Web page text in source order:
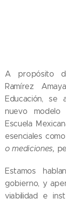
A propósito
Ramírez
Educación, se
nuevo modelo
Escuela
esenciales como
o mediciones,
Estamos
gobierno, y
viabilidad e